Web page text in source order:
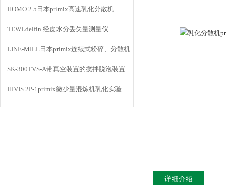
HOMO 2.5日本primix高速乳化分散机
TEWLdelfin 经皮水分丢失量测量仪
LINE-MILL日本primix连续式粉碎、分散机
LINE MILL
SK-300TVS-A带真空装置的搅拌脱泡装置
HIVIS 2P-1primix微少量混炼机乳化实验
详细介绍